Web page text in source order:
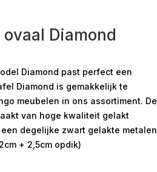
Diamond
Diamond past perfect een
Diamond is gemakkelijk te
meubelen in ons assortiment. De
van hoge kwaliteit gelakt
degelijke zwart gelakte metalen
+ 2,5cm opdik)